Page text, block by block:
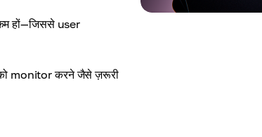
हों—जिससे user
monitor करने जैसे ज़रूरी